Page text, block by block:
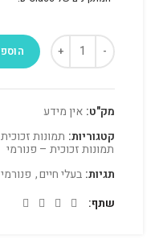
מק"ט: אין מידע
קטגוריות: תמונות זכוכית
תמונות זכוכית – פנורמי
תגיות: בעלי חיים, פנורמי
שתף